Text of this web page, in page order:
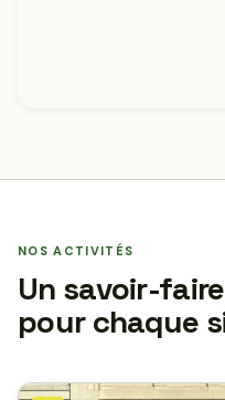
NOS ACTIVITÉS
Un savoir-
pour chaque